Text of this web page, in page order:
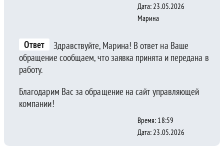
Дата: 23.05.2026
Марина
Ответ
Здравствуйте, Марина! В ответ на Ваше
обращение сообщаем, что заявка принята и передана в
работу.
Благодарим Вас за обращение на сайт управляющей
компании!
Время: 18:59
Дата: 23.05.2026